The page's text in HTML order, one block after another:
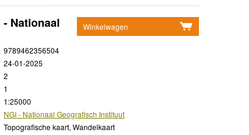
Winkelwagen
Nationaal
9789462356504
24-01-2025
2
1
1:25000
NGI - Nationaal Geografisch Instituut
Topografische kaart, Wandelkaart